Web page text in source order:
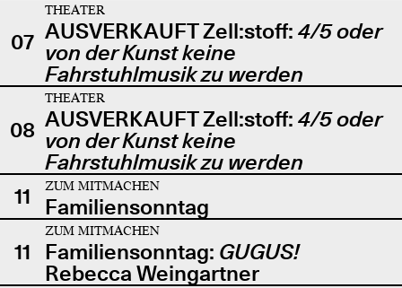
07
THEATER
AUSVERKAUFT Zell:stoff: 4/5 oder
von der Kunst keine
Fahrstuhlmusik zu werden
08
THEATER
AUSVERKAUFT Zell:stoff: 4/5 oder
von der Kunst keine
Fahrstuhlmusik zu werden
11
ZUM MITMACHEN
Familiensonntag
11
ZUM MITMACHEN
Familiensonntag: GUGUS!
Rebecca Weingartner